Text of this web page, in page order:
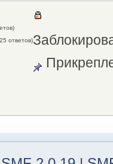
ответов)